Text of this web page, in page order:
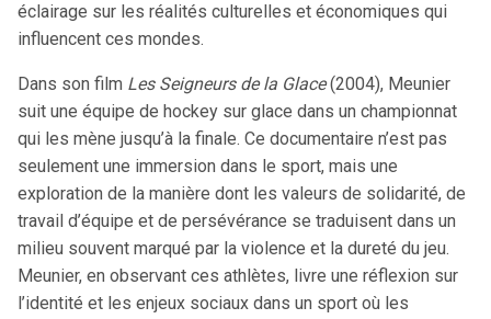
éclairage sur les réalités culturelles et économiques qui
influencent ces mondes.
Dans son film Les Seigneurs de la Glace(2004), Meunier
suit une équipe de hockey sur glace dans un championnat
qui les mène jusqu’à la finale. Ce documentaire n’est pas
seulement une immersion dans le sport, mais une
exploration de la manière dont les valeurs de solidarité, de
travail d’équipe et de persévérance se traduisent dans un
milieu souvent marqué par la violence et la dureté du jeu.
Meunier, en observant ces athlètes, livre une réflexion sur
l’identité et les enjeux sociaux dans un sport où les